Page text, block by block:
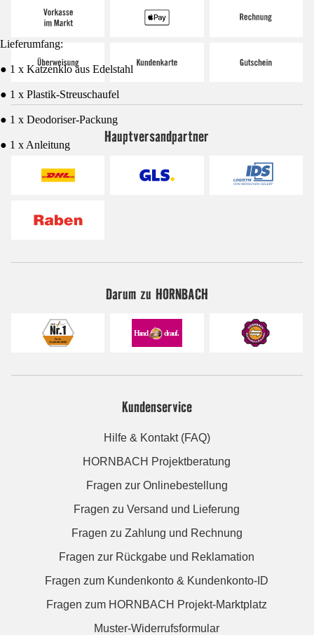
Lieferumfang:
● 1 x Katzenklo aus Edelstahl
● 1 x Plastik-Streuschaufel
● 1 x Deodoriser-Packung
● 1 x Anleitung Hauptversandpartner
Darum zu HORNBACH
Kundenservice
Hilfe & Kontakt (FAQ)
HORNBACH Projektberatung
Fragen zur Onlinebestellung
Fragen zu Versand und Lieferung
Fragen zu Zahlung und Rechnung
Fragen zur Rückgabe und Reklamation
Fragen zum Kundenkonto & Kundenkonto-ID
Fragen zum HORNBACH Projekt-Marktplatz
Muster-Widerrufsformular